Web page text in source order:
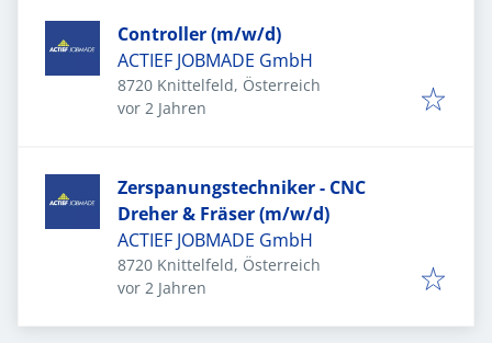
Controller (m/w/d)
ACTIEF JOBMADE GmbH
8720 Knittelfeld, Österreich
Veröffentlicht
vor 2 Jahren
Zerspanungstechniker - CNC
Dreher & Fräser (m/w/d)
ACTIEF JOBMADE GmbH
8720 Knittelfeld, Österreich
Veröffentlicht
vor 2 Jahren